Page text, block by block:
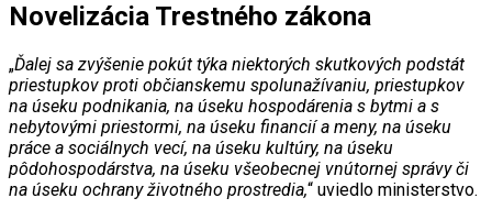
Novelizácia Trestného zákona
„Ďalej sa zvýšenie pokút týka niektorých skutkových podstát
priestupkov proti občianskemu spolunažívaniu, priestupkov
na úseku podnikania, na úseku hospodárenia s bytmi a s
nebytovými priestormi, na úseku financií a meny, na úseku
práce a sociálnych vecí, na úseku kultúry, na úseku
pôdohospodárstva, na úseku všeobecnej vnútornej správy či
na úseku ochrany životného prostredia,“ uviedlo ministerstvo.